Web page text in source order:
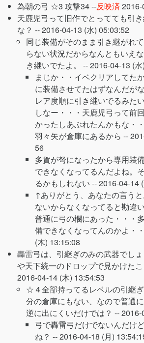
為朝の弓 ☆3 攻撃34 --反映済
天鹿児弓って旧作でとってても引
な？ --2016-04-13 (水) 05:03:52
同じ装備がそのまま引き継がれ
らない状況だからなんともいえ
き継いでたよ。 --2016-04-13 (
まじか・・イベクリアしてた
に装備させてたはずなんだが
レア度順に引き継いでるみた
しなー・・・天鹿児弓って前
かったしあぶれたんかもな・
羽々矢が倉庫にあるから --
56
多賀が弩になったから専用装
できなくなってるんだよね。
るかもしれない --2016-04-14
↑ありがとう、あなたの言う
ないからなくなってると勘違
普通に弓の欄にあった・・・
備できなくなってんのかよ・
(木) 13:15:08
轟雷弓は、引継ぎのみの武器でし
や天下統一のドロップで見かけた
2016-04-14 (木) 13:54:53
☆４全部持ってるレベルの引継
分の倉庫にもない、なので普通
逆に出にくいだけでは？ --2016-
弓で轟雷弓だけでないんだけ
ね？ --2016-04-18 (月)